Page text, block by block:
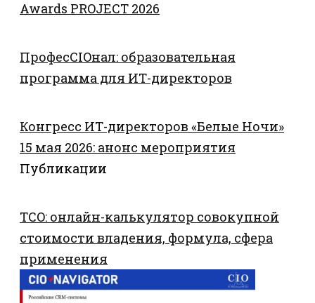
Awards PROJECT 2026
ПрофесCIOнал: образовательная
программа для ИТ-директоров
Конгресс ИТ-директоров «Белые Ночи»
15 мая 2026: анонс мероприятия
Публикации
TCO: онлайн-калькулятор совокупной
стоимости владения, формула, сфера
применения